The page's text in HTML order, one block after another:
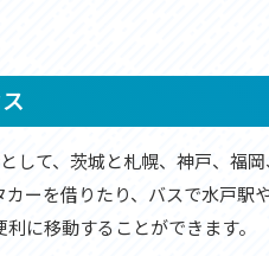
して、茨城と札幌、神戸、福
ーを借りたり、バスで水戸駅
に移動することができます。